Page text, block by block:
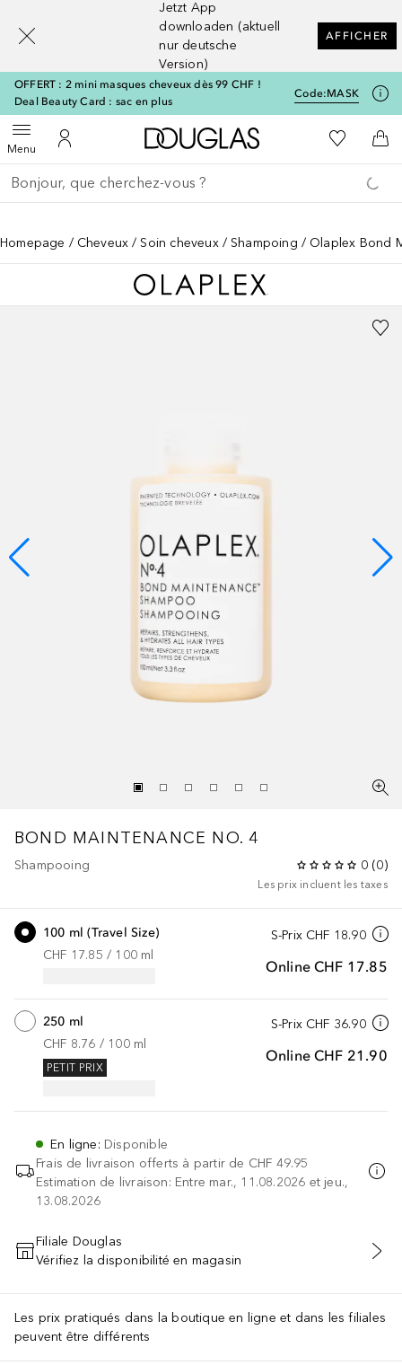
Jetzt App
downloaden (aktuell
nur deutsche
Version)
AFFICHER
OFFERT : 2 mini masques cheveux dès 99 CHF !
Deal Beauty Card : sac en plus
Code:MASK
MenuOuvrir le menuVers Mon Compte
Vers l'accueil Douglas
Vers Ma
Retourner
Exécuter la recherche
Homepage Cheveux Soin cheveux Shampoing Olaplex Bond
BOND MAINTENANCE NO. 4
Shampooing 0 (0)
Les prix incluent les taxes
S-Prix CHF 18.90
Online CHF 17.85
100 ml (Travel Size)
CHF 17.85 / 100 ml
S-Prix CHF 36.90
Online CHF 21.90
250 ml
CHF 8.76 / 100 ml
PETIT PRIX
En ligne: Disponible
Frais de livraison offerts à partir de CHF 49.95
Estimation de livraison: Entre mar., 11.08.2026 et jeu.,
13.08.2026
AJOUTER AU PANIER
Filiale Douglas
Vérifiez la disponibilité en magasin
Les prix pratiqués dans la boutique en ligne et dans les filiales
peuvent être différents
[navigation.slideout.screenreader]